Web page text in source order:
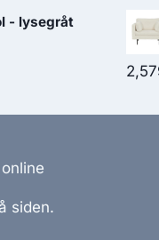
- lysegråt
siden.